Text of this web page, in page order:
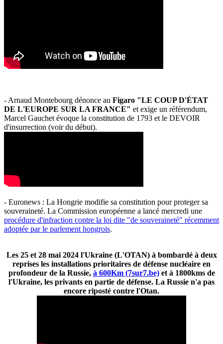
- Arnaud Montebourg dénonce au Figaro "LE COUP D'ÉTAT
DE L'EUROPE SUR LA FRANCE" et exige un référendum,
Marcel Gauchet évoque la constitution de 1793 et le DEVOIR
d'insurrection (voir du début).
- Euronews : La Hongrie modifie sa constitution pour proteger sa
souveraineté. La Commission européenne a lancé mercredi une
procédure d'infraction contre la loi dite "de souveraineté" récemment
adoptée par le parlement hongrois.
Les 25 et 28 mai 2024 l'Ukraine (L'OTAN) à bombardé à deux
reprises les installations prioritaires de défense nucléaire en
profondeur de la Russie, à 600Km (7sur7.be)et à 1800kms de
l'Ukraine, les privants en partie de défense. La Russie n'a pas
encore riposté contre l'Otan.